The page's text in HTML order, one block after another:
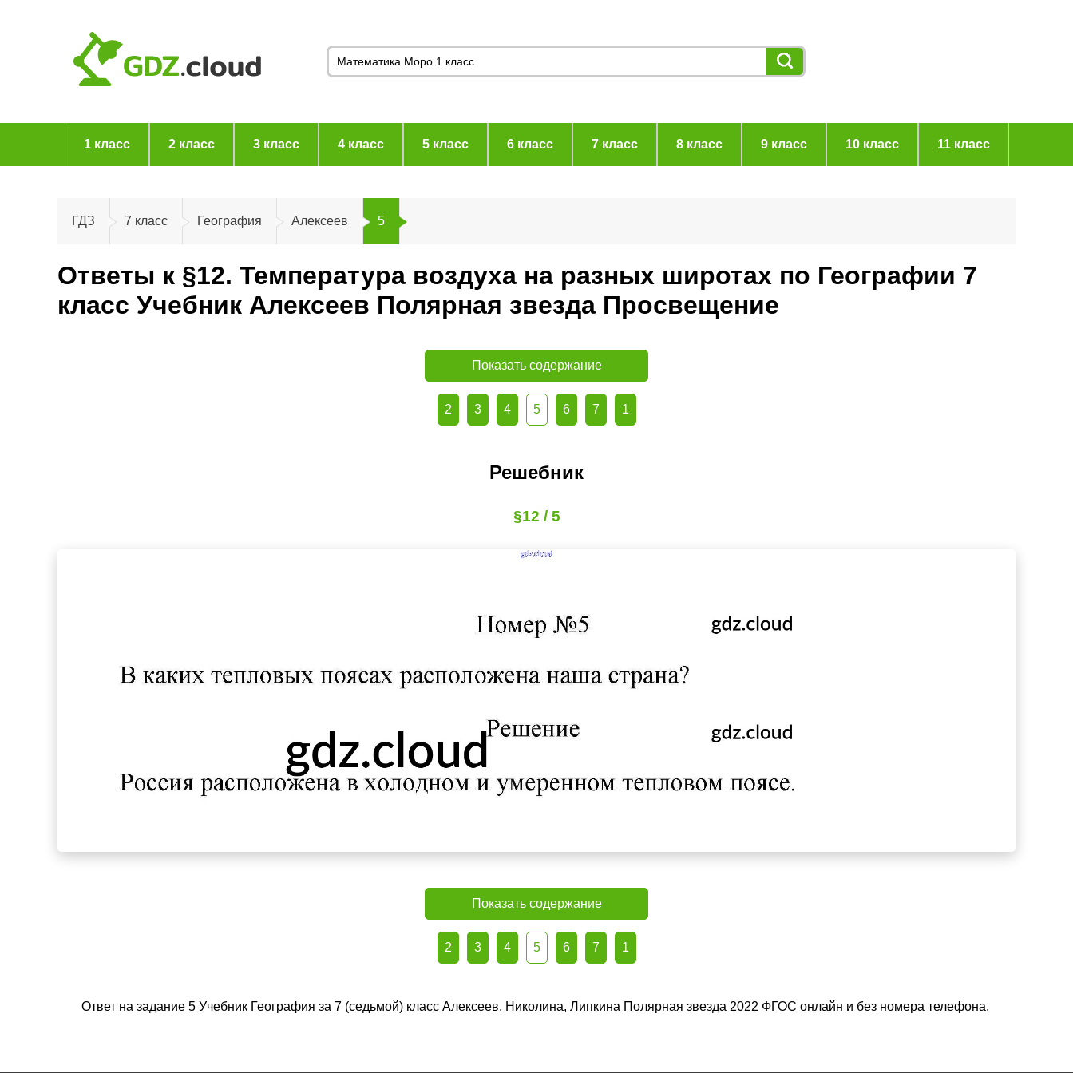
1 класс 2 класс 3 класс 4 класс 5 класс 6 класс 7 класс 8 класс 9 класс 10 класс 11 класс
ГДЗ 7 класс География Алексеев 5
Ответы к §12. Температура воздуха на разных широтах по Географии 7
класс Учебник Алексеев Полярная звезда Просвещение
Показать содержание
2 3 4 5 6 7 1
Решебник
§12 / 5
Показать содержание
2 3 4 5 6 7 1
Ответ на задание 5 Учебник География за 7 (седьмой) класс Алексеев, Николина, Липкина Полярная звезда 2022 ФГОС онлайн и без номера телефона.